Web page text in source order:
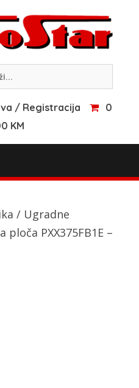
/ Registracija
0
KM
/ Ugradne
PXX375FB1E –